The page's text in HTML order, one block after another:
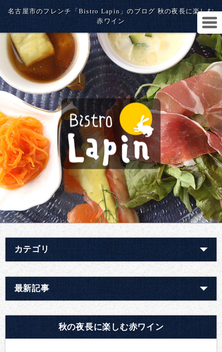
名古屋市のフレンチ「Bistro Lapin」のブログ 秋の夜長に楽しむ
赤ワイン
カテゴリ
最新記事
秋の夜長に楽しむ赤ワイン